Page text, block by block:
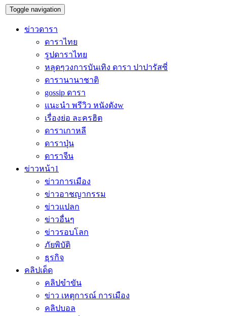
Toggle navigation
ข่าวดารา
ดาราไทย
รูปดาราไทย
หลุดๆวงการบันเทิง ดารา ปาปารัสซี่
ดารานานาชาติ
gossip ดารา
แนะนำ พรีวิว หนังดังw
เรื่องย่อ ละครฮิต
ดาราเกาหลี
ดาราปุ่น
ดาราจีน
ข่าวหน้า1
ข่าวการเมือง
ข่าวอาชญากรรม
ข่าวแปลก
ข่าวอื่นๆ
ข่าวรอบโลก
ภัยพิบัติ
ธุรกิจ
คลิปเด็ด
คลิปขำขัน
ข่าว เหตุการณ์ การเมือง
คลิปบอล